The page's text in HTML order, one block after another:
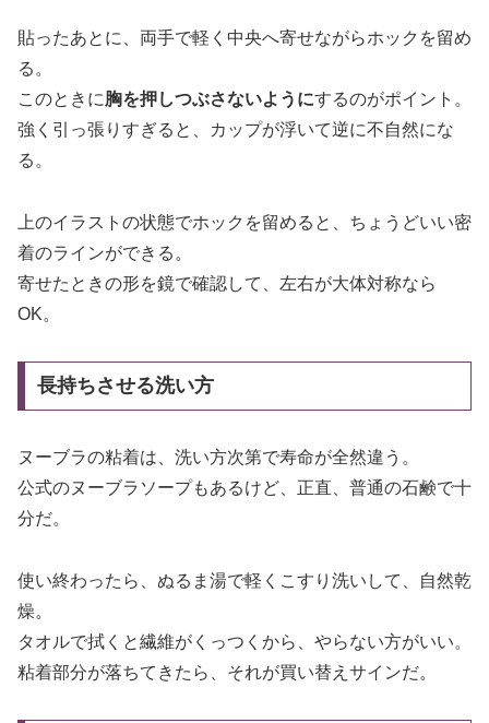
貼ったあとに、両手で軽く中央へ寄せながらホックを留め
る。
このときに胸を押しつぶさないようにするのがポイント。
強く引っ張りすぎると、カップが浮いて逆に不自然にな
る。
上のイラストの状態でホックを留めると、ちょうどいい密
着のラインができる。
寄せたときの形を鏡で確認して、左右が大体対称なら
OK。
長持ちさせる洗い方
ヌーブラの粘着は、洗い方次第で寿命が全然違う。
公式のヌーブラソープもあるけど、正直、普通の石鹸で十
分だ。
使い終わったら、ぬるま湯で軽くこすり洗いして、自然乾
燥。
タオルで拭くと繊維がくっつくから、やらない方がいい。
粘着部分が落ちてきたら、それが買い替えサインだ。